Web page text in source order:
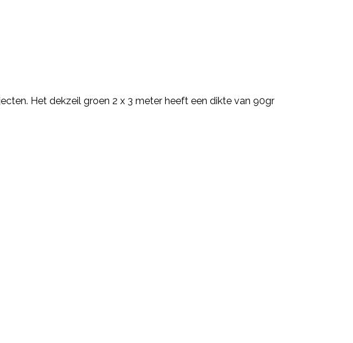
Het dekzeil groen 2 x 3 meter heeft een dikte van 90gr